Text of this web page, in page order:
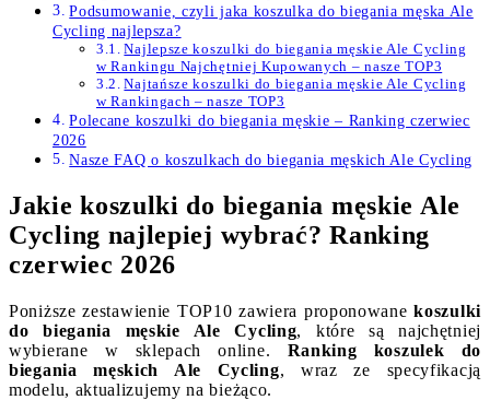
Podsumowanie, czyli jaka koszulka do biegania męska Ale
Cycling najlepsza?
Najlepsze koszulki do biegania męskie Ale Cycling
w Rankingu Najchętniej Kupowanych – nasze TOP3
Najtańsze koszulki do biegania męskie Ale Cycling
w Rankingach – nasze TOP3
Polecane koszulki do biegania męskie – Ranking czerwiec
2026
Nasze FAQ o koszulkach do biegania męskich Ale Cycling
Jakie koszulki do biegania męskie Ale
Cycling najlepiej wybrać? Ranking
czerwiec 2026
Poniższe zestawienie TOP10 zawiera proponowanekoszulki
do biegania męskie Ale Cycling, które są najchętniej
wybierane w sklepach online. Ranking koszulek do
biegania męskich Ale Cycling, wraz ze specyfikacją
modelu, aktualizujemy na bieżąco.